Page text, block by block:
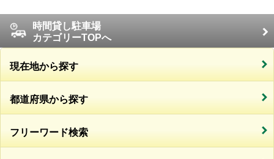
時間貸し駐車場
カテゴリーTOPへ
現在地から探す
都道府県から探す
フリーワード検索